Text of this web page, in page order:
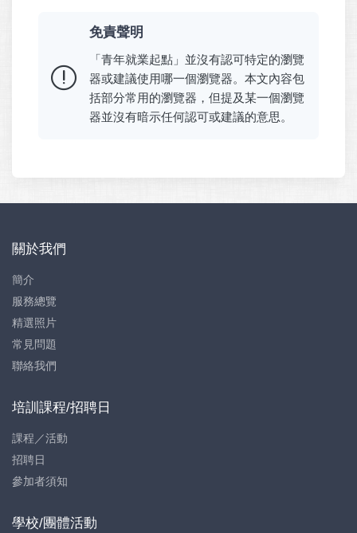
免責聲明
「青年就業起點」並沒有認可特定的瀏覽
器或建議使用哪一個瀏覽器。本文內容包
括部分常用的瀏覽器，但提及某一個瀏覽
器並沒有暗示任何認可或建議的意思。
關於我們
簡介
服務總覽
精選照片
常見問題
聯絡我們
培訓課程/招聘日
課程／活動
招聘日
參加者須知
學校/團體活動